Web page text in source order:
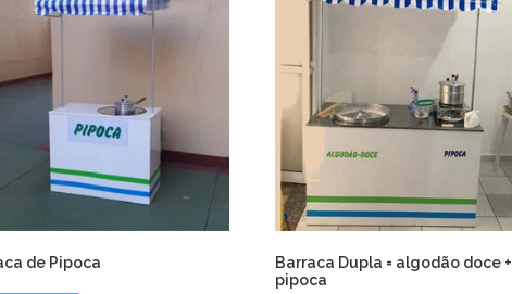
de Pipoca
Barraca Dupla = algodão doce +
pipoca